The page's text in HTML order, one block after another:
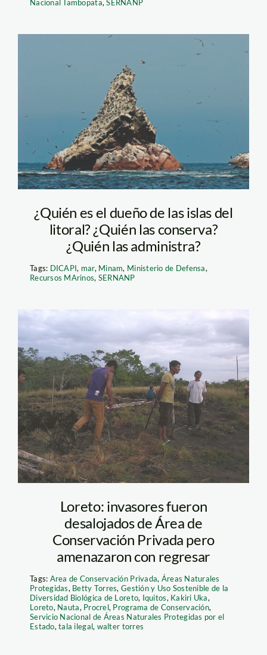
Nacional Tambopata,SERNANP
Reserva nacional
guaneras_Sernanp0
¿Quién es el dueño de las islas del
litoral? ¿Quién las conserva?
¿Quién las administra?
Tags: DICAPI, mar, Minam, Ministerio de Defensa,
Recursos MArinos, SERNANP
0001_nauta_Kakiri
Uka
Loreto: invasores fueron
desalojados de Área de
Conservación Privada pero
amenazaron con regresar
Tags: Area de Conservación Privada, Áreas Naturales
Protegidas, Betty Torres,Gestión y Uso Sostenible de la
Diversidad Biológica de Loreto, Iquitos, Kakiri Uka,
Loreto, Nauta, Procrel, Programa de Conservación,
Servicio Nacional de Áreas Naturales Protegidas por el
Estado,tala ilegal, walter torres